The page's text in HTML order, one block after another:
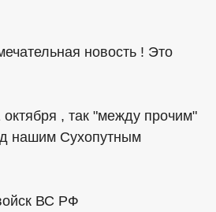
новость ! Это
, так "между прочим"
нашим Сухопутным
ВС РФ